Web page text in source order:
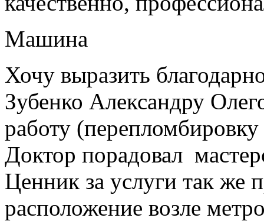
Машина
Хочу выразить
Зубенко Александру
работу
Доктор порадовал
Ценник за услуги так же
расположение возле